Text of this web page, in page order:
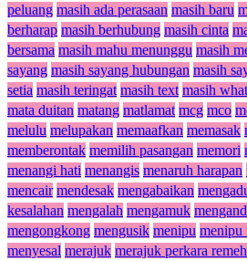
peluang masih ada perasaan masih baru
berharap masih berhubung masih cinta
bersama masih mahu menunggu masih
sayang masih sayang hubungan masih
setia masih teringat masih text masih
mata duitan matang matlamat mcg mco
melulu melupakan memaafkan memasak
memberontak memilih pasangan memori
menangi hati menangis menaruh harapan
mencair mendesak mengabaikan
kesalahan mengalah mengamuk
mengongkong mengusik menipu menipu
menyesal merajuk merajuk perkara remeh